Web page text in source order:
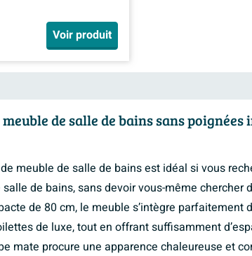
Voir produit
de salle de bains sans
meuble de salle de bains est idéal si vous
de bains, sans devoir vous-même chercher
de 80 cm, le meuble s’intègre parfaitement
de luxe, tout en offrant suffisamment
mate procure une apparence chaleureuse et